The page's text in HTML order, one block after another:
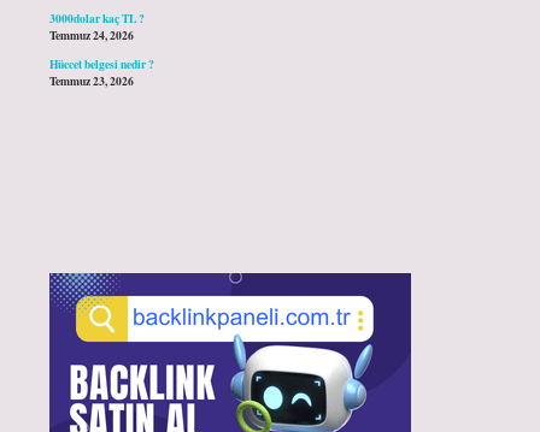
3000dolar kaç TL ?
Temmuz 24, 2026
Hüccet belgesi nedir ?
Temmuz 23, 2026